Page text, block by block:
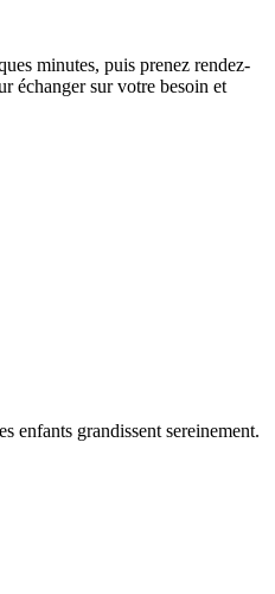
minutes, puis prenez rendez-
échanger sur votre besoin et
enfants grandissent sereinement.